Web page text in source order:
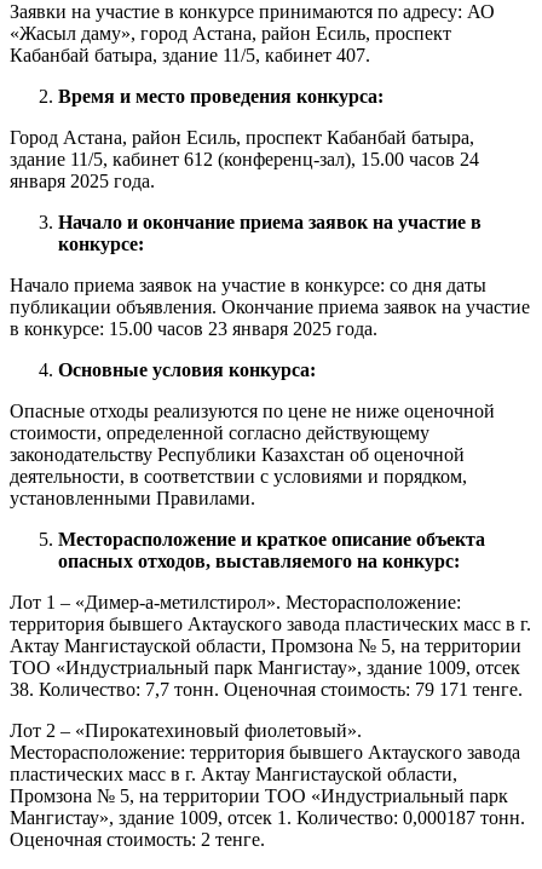
Заявки на участие в конкурсе принимаются по адресу: АО
«Жасыл даму», город Астана, район Есиль, проспект
Кабанбай батыра, здание 11/5, кабинет 407.
Время и место проведения конкурса:
Город Астана, район Есиль, проспект Кабанбай батыра,
здание 11/5, кабинет 612 (конференц-зал), 15.00 часов 24
января 2025 года.
Начало и окончание приема заявок на участие в
конкурсе:
Начало приема заявок на участие в конкурсе: со дня даты
публикации объявления. Окончание приема заявок на участие
в конкурсе: 15.00 часов 23 января 2025 года.
Основные условия конкурса:
Опасные отходы реализуются по цене не ниже оценочной
стоимости, определенной согласно действующему
законодательству Республики Казахстан об оценочной
деятельности, в соответствии с условиями и порядком,
установленными Правилами.
Месторасположение и краткое описание объекта
опасных отходов, выставляемого на конкурс:
Лот 1 – «Димер-а-метилстирол». Месторасположение:
территория бывшего Актауского завода пластических масс в г.
Актау Мангистауской области, Промзона № 5, на территории
ТОО «Индустриальный парк Мангистау», здание 1009, отсек
38. Количество: 7,7 тонн. Оценочная стоимость: 79 171 тенге.
Лот 2 – «Пирокатехиновый фиолетовый».
Месторасположение: территория бывшего Актауского завода
пластических масс в г. Актау Мангистауской области,
Промзона № 5, на территории ТОО «Индустриальный парк
Мангистау», здание 1009, отсек 1. Количество: 0,000187 тонн.
Оценочная стоимость: 2 тенге.